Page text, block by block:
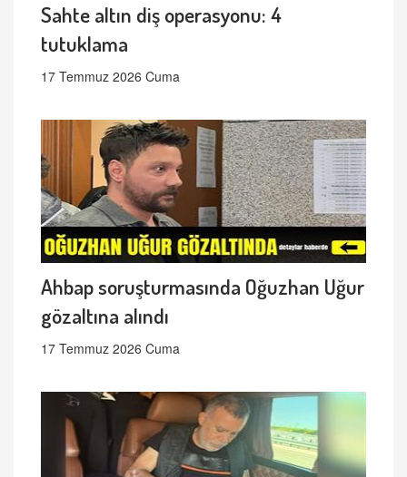
Sahte altın diş operasyonu: 4
tutuklama
17 Temmuz 2026 Cuma
Ahbap soruşturmasında Oğuzhan Uğur
gözaltına alındı
17 Temmuz 2026 Cuma